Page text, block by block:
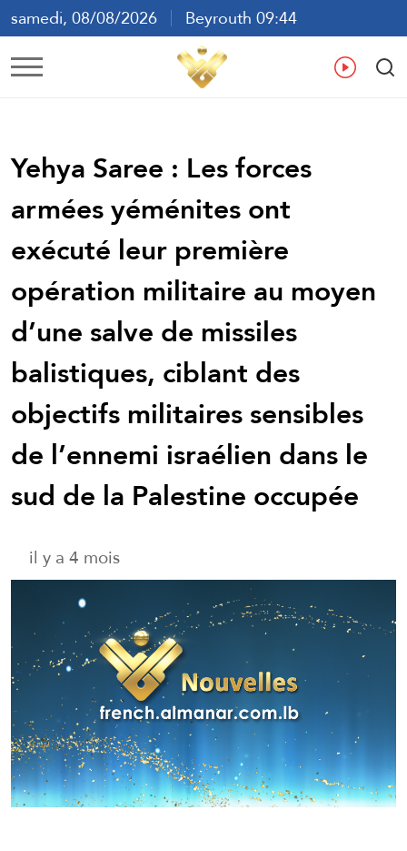
samedi, 08/08/2026
Beyrouth 09:44
ع
Yehya Saree : Les forces
armées yéménites ont
exécuté leur première
opération militaire au moyen
d’une salve de missiles
balistiques, ciblant des
objectifs militaires sensibles
de l’ennemi israélien dans le
sud de la Palestine occupée
il y a 4 mois